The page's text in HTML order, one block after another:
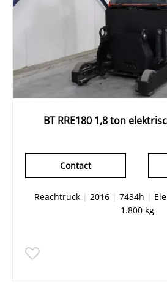
BT RRE180 1,8 ton
Contact
Reachtruck| 2016| 7434h |
1.800 kg